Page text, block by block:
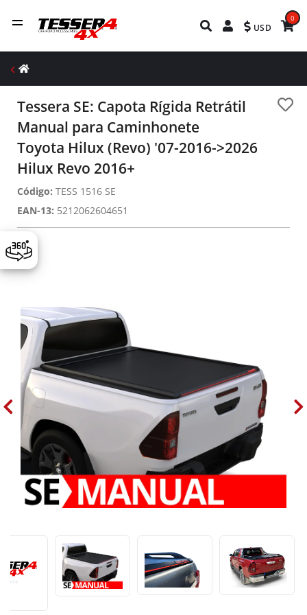
USD
0
Tessera SE: Capota Rígida Retrátil
Manual para Caminhonete
Toyota Hilux (Revo) '07-2016->2026
Hilux Revo 2016+
Código: TESS 1516 SE
EAN-13: 5212062604651